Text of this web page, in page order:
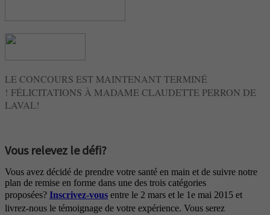
LE CONCOURS EST MAINTENANT TERMINÉ
! FÉLICITATIONS À MADAME CLAUDETTE PERRON DE
LAVAL!
Vous relevez le défi?
Vous avez décidé de prendre votre santé en main et de suivre notre
plan de remise en forme dans une des trois catégories
proposées? Inscrivez-vous entre le 2 mars et le 1e mai 2015 et
livrez-nous le témoignage de votre expérience. Vous serez